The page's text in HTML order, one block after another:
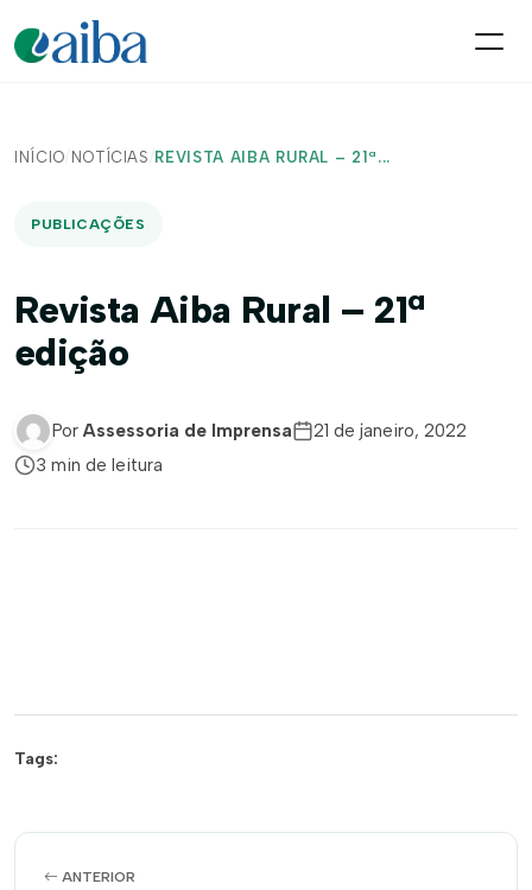
INÍCIO/ NOTÍCIAS / REVISTA AIBA RURAL – 21ª...
PUBLICAÇÕES
Revista Aiba Rural – 21ª
edição
Por Assessoria de Imprensa
21 de janeiro, 2022
3 min de leitura
Tags:
ANTERIOR